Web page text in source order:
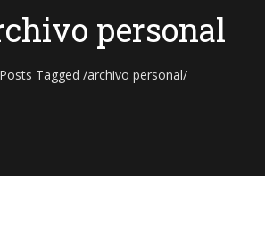
personal
Posts Tagged /archivo personal/